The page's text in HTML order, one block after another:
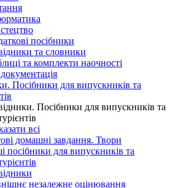
посібники
та словники
та комплекти наочності
Посібники для випускників та
Посібники для випускників та
всі
домашні завдання. Твори
посібники для випускників та
незалежне оцінювання